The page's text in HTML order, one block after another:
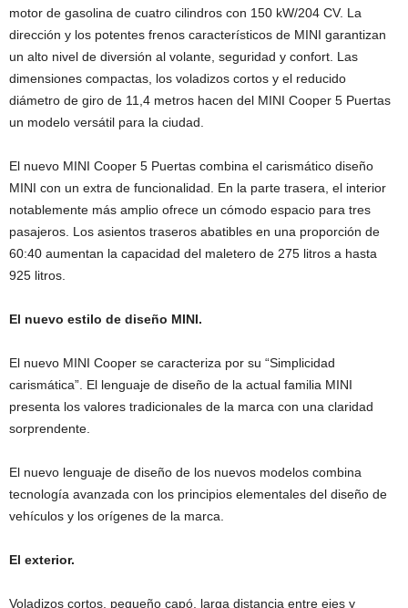
motor de gasolina de cuatro cilindros con 150 kW/204 CV. La
dirección y los potentes frenos característicos de MINI garantizan
un alto nivel de diversión al volante, seguridad y confort. Las
dimensiones compactas, los voladizos cortos y el reducido
diámetro de giro de 11,4 metros hacen del MINI Cooper 5 Puertas
un modelo versátil para la ciudad.
El nuevo MINI Cooper 5 Puertas combina el carismático diseño
MINI con un extra de funcionalidad. En la parte trasera, el interior
notablemente más amplio ofrece un cómodo espacio para tres
pasajeros. Los asientos traseros abatibles en una proporción de
60:40 aumentan la capacidad del maletero de 275 litros a hasta
925 litros.
El nuevo estilo de diseño MINI.
El nuevo MINI Cooper se caracteriza por su “Simplicidad
carismática”. El lenguaje de diseño de la actual familia MINI
presenta los valores tradicionales de la marca con una claridad
sorprendente.
El nuevo lenguaje de diseño de los nuevos modelos combina
tecnología avanzada con los principios elementales del diseño de
vehículos y los orígenes de la marca.
El exterior.
Voladizos cortos, pequeño capó, larga distancia entre ejes y